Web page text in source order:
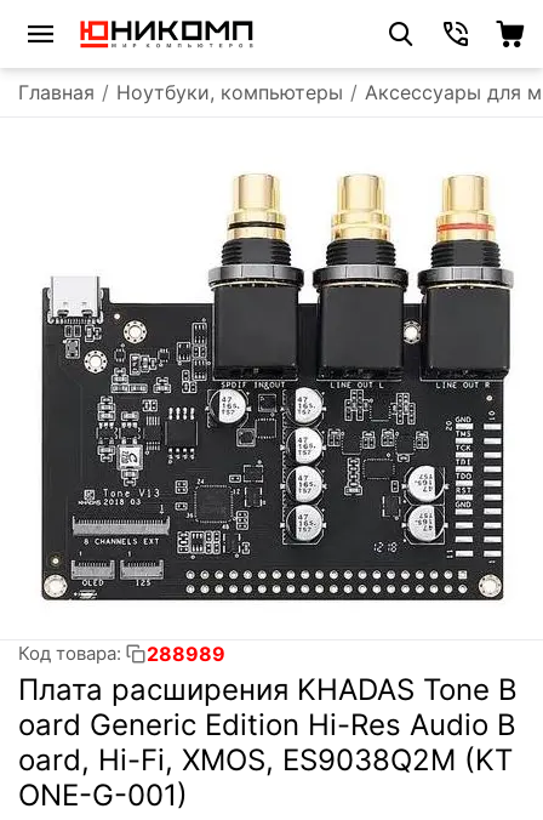
Главная / Ноутбуки, компьютеры / Аксессуары для
Код товара: 288989
Плата расширения KHADAS Tone B
oard Generic Edition Hi-Res Audio B
oard, Hi-Fi, XMOS, ES9038Q2M (KT
ONE-G-001)